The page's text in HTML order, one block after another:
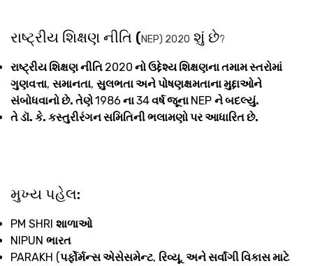
રાષ્ટ્રીય શિક્ષણ નીતિ (NEP) 2020 શું છે?
રાષ્ટ્રીય શિક્ષણ નીતિ 2020 નો ઉદ્દેશ્ય શિક્ષણના તમામ સ્તરોમાં
ગુણવત્તા, સમાનતા, સુલભતા અને પોષણક્ષમતાના મુદ્દાઓને
સંબોધવાનો છે. તેણે1986 ના34વર્ષ જૂના NEP ને બદલ્યું.
તે ડૉ. કે. કસ્તુરીરંગન સમિતિની ભલામણો પર આધારિત છે.
મુખ્ય પહેલ:
PM SHRI શાળાઓ
NIPUN ભારત
PARAKH (પર્ફોર્મન્સ એસેસમેન્ટ, રિવ્યૂ, અને સર્વાંગી વિકાસ માટે